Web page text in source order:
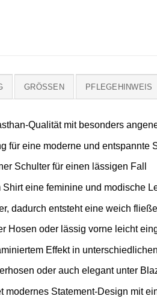
GRÖSSEN PFLEGEHINWEIS
Qualität mit besonders
für eine moderne und entspannte
Schulter für einen lässigen Fall
eine feminine und modische
dadurch entsteht eine weich
Hosen oder lässig vorne leicht
Effekt in
oder auch elegant unter
modernes Statement-Design mit